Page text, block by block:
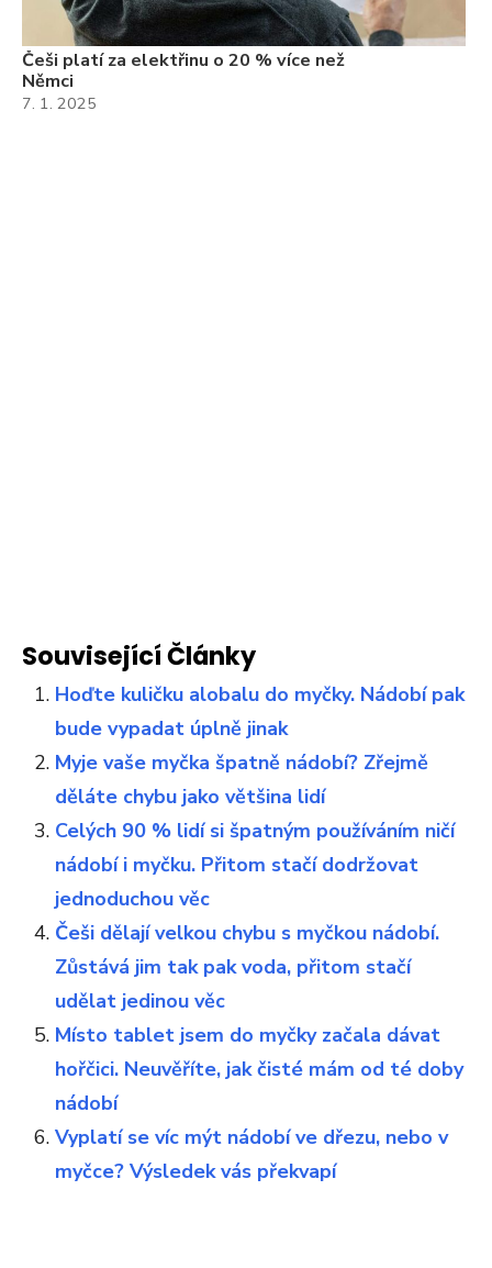
Češi platí za elektřinu o 20 % více než
Němci
7. 1. 2025
Související Články
Hoďte kuličku alobalu do myčky. Nádobí pak
bude vypadat úplně jinak
Myje vaše myčka špatně nádobí? Zřejmě
děláte chybu jako většina lidí
Celých 90 % lidí si špatným používáním ničí
nádobí i myčku. Přitom stačí dodržovat
jednoduchou věc
Češi dělají velkou chybu s myčkou nádobí.
Zůstává jim tak pak voda, přitom stačí
udělat jedinou věc
Místo tablet jsem do myčky začala dávat
hořčici. Neuvěříte, jak čisté mám od té doby
nádobí
Vyplatí se víc mýt nádobí ve dřezu, nebo v
myčce? Výsledek vás překvapí